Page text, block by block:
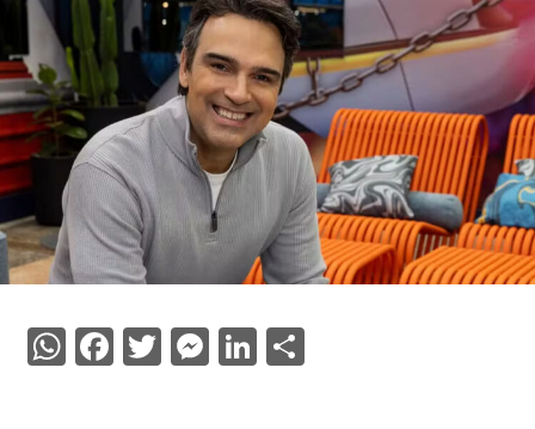
WhatsApp
Facebook
Twitter
Messenger
LinkedIn
Share